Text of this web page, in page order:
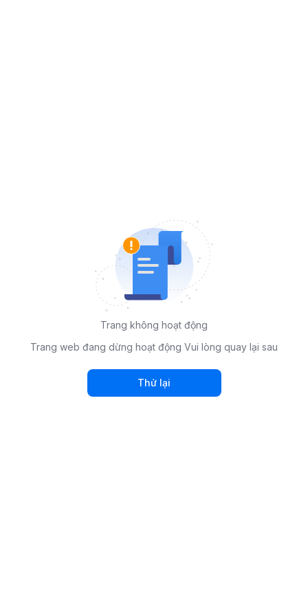
Trang không hoạt động
Trang web đang dừng hoạt động Vui lòng quay lại sau
Thử lại